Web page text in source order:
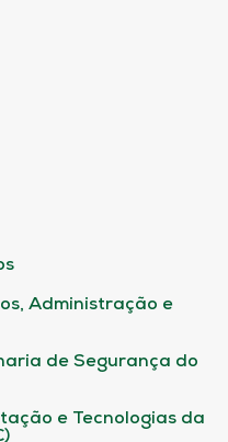
Administração e
de Segurança do
e Tecnologias da